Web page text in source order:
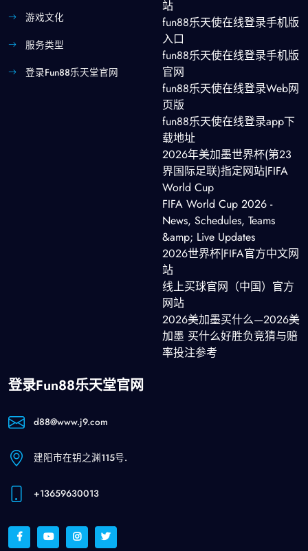
游戏文化
服务类型
登录fun88乐天堂官网
站
fun88乐天使在线登录手机版
入口
fun88乐天使在线登录手机版
官网
fun88乐天使在线登录Web网
页版
fun88乐天使在线登录app下
载地址
2026年美加墨世界杯(第23
界国际足联)指定网站|FIFA
World Cup
FIFA World Cup 2026 -
News, Schedules, Teams
&amp; Live Updates
2026世界杯|FIFA官方中文网
站
线上买球官网（中国）官方
网站
2026美加墨买什么—2026美
加墨 买什么好胜负竞猜与赔
率投注参考
登录fun88乐天堂官网
d88@www.j9.com
建阳市在钥之渊115号.
+13659630013